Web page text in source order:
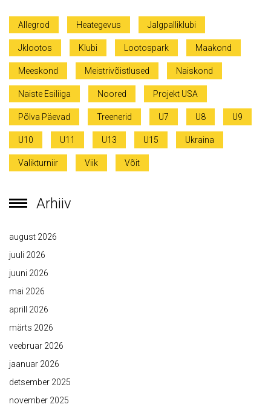
Allegrod Heategevus Jalgpalliklubi
Jklootos Klubi Lootospark Maakond
Meeskond Meistrivõistlused Naiskond
Naiste Esiliiga Noored Projekt USA
Põlva Päevad Treenerid U7 U8 U9
U10 U11 U13 U15 Ukraina
Valikturniir Viik Võit
Arhiiv
august 2026
juuli 2026
juuni 2026
mai 2026
aprill 2026
märts 2026
veebruar 2026
jaanuar 2026
detsember 2025
november 2025